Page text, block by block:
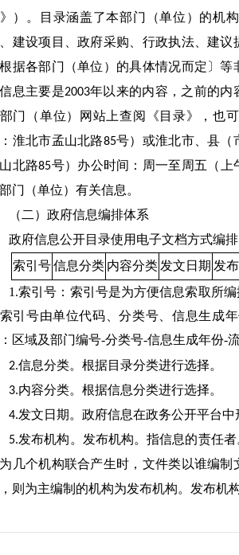
）。目录涵盖了本部门（单位）的机
建设项目、政府采购、行政执法、建
据各部门（单位）的具体情况而定〕
息主要是2003年以来的内容，之前的内
门（单位）网站上查阅《目录》，也
淮北市孟山北路85号）或淮北市、县（
北路85号）办公时间：周一至周五（上
门（单位）有关信息。
（二）政府信息编排体系
政府信息公开目录使用电子文档方式编
索引号 信息分类 内容分类 发文日期 发
1.索引号：索引号是为方便信息索取所
引号由单位代码、分类号、信息生成
区域及部门编号-分类号-信息生成年份-
2.信息分类。根据目录分类进行选择。
3.内容分类。根据信息分类进行选择。
4.发文日期。政府信息在政务公开平台中
5.发布机构。发布机构。指信息的责任
几个机构联合产生时，文件类以谁编
则为主编制的机构为发布机构。发布机